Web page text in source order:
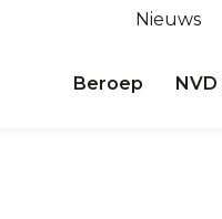
Nieuws
Beroep